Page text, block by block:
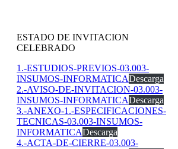
ESTADO DE INVITACION
CELEBRADO
1.-ESTUDIOS-PREVIOS-03.003-
INSUMOS-INFORMATICADescarga
2.-AVISO-DE-INVITACION-03.003-
INSUMOS-INFORMATICADescarga
3.-ANEXO-1.-ESPECIFICACIONES-
TECNICAS-03.003-INSUMOS-
INFORMATICADescarga
4.-ACTA-DE-CIERRE-03.003-